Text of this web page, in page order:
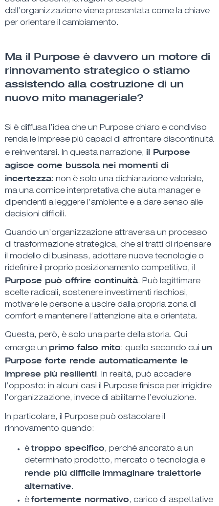
dell’organizzazione viene presentata come la chiave
per orientare il cambiamento.
Ma il Purpose è davvero un motore di
rinnovamento strategico o stiamo
assistendo alla costruzione di un
nuovo mito manageriale?
Si è diffusa l’idea che un Purpose chiaro e condiviso
renda le imprese più capaci di affrontare discontinuità
e reinventarsi. In questa narrazione, il Purpose
agisce come bussola nei momenti di
incertezza: non è solo una dichiarazione valoriale,
ma una cornice interpretativa che aiuta manager e
dipendenti a leggere l’ambiente e a dare senso alle
decisioni difficili.
Quando un’organizzazione attraversa un processo
di trasformazione strategica, che si tratti di ripensare
il modello di business, adottare nuove tecnologie o
ridefinire il proprio posizionamento competitivo, il
Purpose può offrire continuità. Può legittimare
scelte radicali, sostenere investimenti rischiosi,
motivare le persone a uscire dalla propria zona di
comfort e mantenere l’attenzione alta e orientata.
Questa, però, è solo una parte della storia. Qui
emerge un primo falso mito: quello secondo cui un
Purpose forte rende automaticamente le
imprese più resilienti. In realtà, può accadere
l’opposto: in alcuni casi il Purpose finisce per irrigidire
l’organizzazione, invece di abilitarne l’evoluzione.
In particolare, il Purpose può ostacolare il
rinnovamento quando:
ètroppo specifico, perché ancorato a un
determinato prodotto, mercato o tecnologia e
rende più difficile immaginare traiettorie
alternative.
èfortemente normativo, carico di aspettative